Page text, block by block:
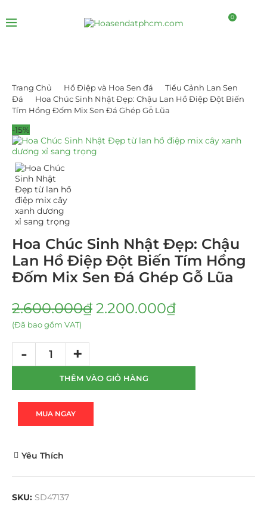
0
Trang Chủ Hồ Điệp và Hoa Sen đá
Tiểu Cảnh Lan Sen
Đá
Hoa Chúc Sinh Nhật Đẹp: Chậu Lan Hồ Điệp Đột Biến
Tím Hồng Đốm Mix Sen Đá Ghép Gỗ Lũa
-15%
Hoa Chúc Sinh Nhật Đẹp: Chậu
Lan Hồ Điệp Đột Biến Tím Hồng
Đốm Mix Sen Đá Ghép Gỗ Lũa
2.600.000₫ 2.200.000₫
(Đã bao gồm VAT)
THÊM VÀO GIỎ HÀNG
MUA NGAY
Yêu Thích
SKU: SD47137